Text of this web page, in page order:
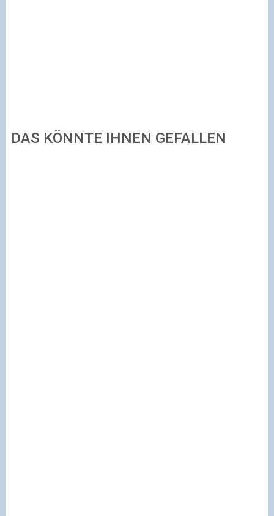
DAS KÖNNTE IHNEN GEFALLEN